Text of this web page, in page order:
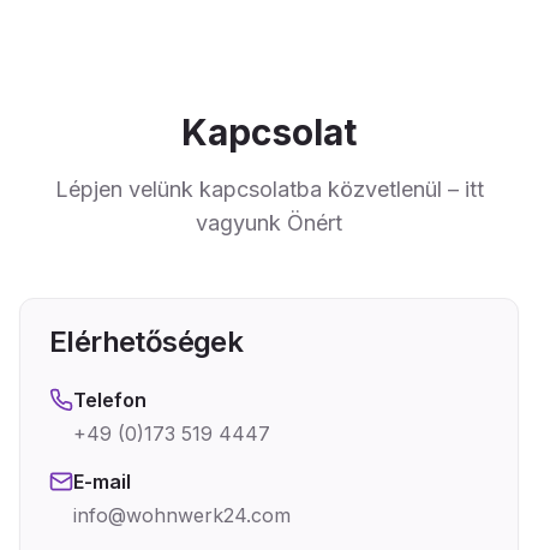
Kapcsolat
Lépjen velünk kapcsolatba közvetlenül – itt
vagyunk Önért
Elérhetőségek
Telefon
+49 (0)173 519 4447
E-mail
info@wohnwerk24.com